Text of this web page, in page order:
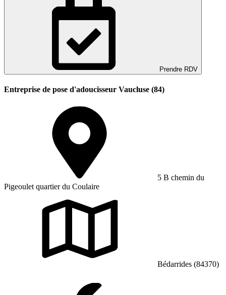
Prendre RDV
Entreprise de pose d'adoucisseur Vaucluse (84)
5 B chemin du
Pigeoulet quartier du Coulaire
Bédarrides (84370)